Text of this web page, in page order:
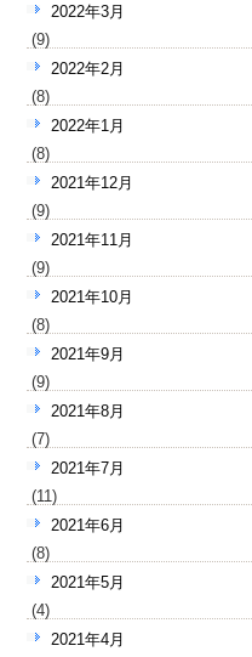
2022年3月
(9)
2022年2月
(8)
2022年1月
(8)
2021年12月
(9)
2021年11月
(9)
2021年10月
(8)
2021年9月
(9)
2021年8月
(7)
2021年7月
(11)
2021年6月
(8)
2021年5月
(4)
2021年4月